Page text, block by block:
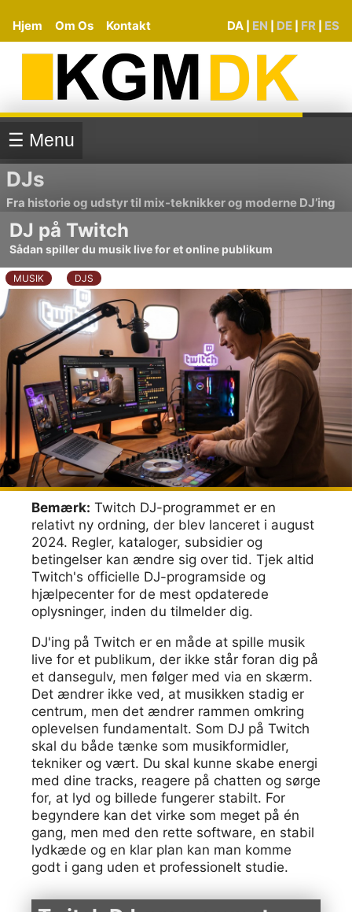
Hjem Om Os Kontakt DA EN DE FR ES
☰ Menu
DJs
Fra historie og udstyr til mix-teknikker og moderne DJ’ing
DJ på Twitch
Sådan spiller du musik live for et online publikum
MUSIK DJS
Bemærk: Twitch DJ-programmet er en
relativt ny ordning, der blev lanceret i august
2024. Regler, kataloger, subsidier og
betingelser kan ændre sig over tid. Tjek altid
Twitch's officielle DJ-programside og
hjælpecenter for de mest opdaterede
oplysninger, inden du tilmelder dig.
DJ'ing på Twitch er en måde at spille musik
live for et publikum, der ikke står foran dig på
et dansegulv, men følger med via en skærm.
Det ændrer ikke ved, at musikken stadig er
centrum, men det ændrer rammen omkring
oplevelsen fundamentalt. Som DJ på Twitch
skal du både tænke som musikformidler,
tekniker og vært. Du skal kunne skabe energi
med dine tracks, reagere på chatten og sørge
for, at lyd og billede fungerer stabilt. For
begyndere kan det virke som meget på én
gang, men med den rette software, en stabil
lydkæde og en klar plan kan man komme
godt i gang uden et professionelt studie.